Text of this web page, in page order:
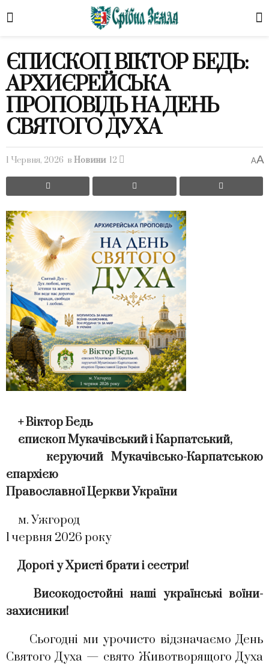
ЄПИСКОП ВІКТОР БЕДЬ:
АРХИЄРЕЙСЬКА
ПРОПОВІДЬ НА ДЕНЬ
СВЯТОГО ДУХА
1 Червня, 2026 в Новини 12 AA
+ Віктор Бедь
єпископ Мукачівський і Карпатський,
керуючий Мукачівсько-Карпатською
єпархією
Православної Церкви України
м. Ужгород
1 червня 2026 року
Дорогі у Христі брати і сестри!
Високодостойні наші українські воїни-
захисники!
Сьогодні ми урочисто відзначаємо День
Святого Духа — свято Животворящого Духа